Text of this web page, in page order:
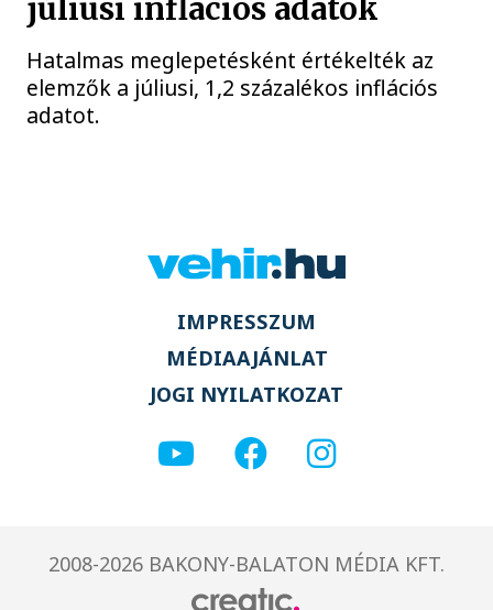
júliusi inflációs adatok
Hatalmas meglepetésként értékelték az
elemzők a júliusi, 1,2 százalékos inflációs
adatot.
IMPRESSZUM
MÉDIAAJÁNLAT
JOGI NYILATKOZAT
2008-2026 BAKONY-BALATON MÉDIA KFT.